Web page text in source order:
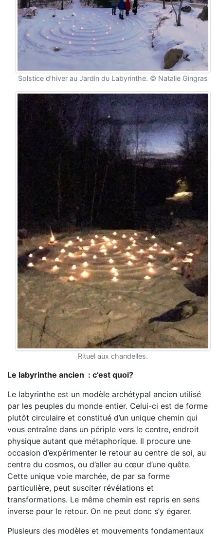
Solstice d’hiver au Jardin du Labyrinthe. © Natalie Gingras
Rituel aux chandelles.
Le labyrinthe ancien : c’est quoi?
Le labyrinthe est un modèle archétypal ancien utilisé
par les peuples du monde entier. Celui-ci est de forme
plutôt circulaire et constitué d’un unique chemin qui
vous entraîne dans un périple vers le centre, endroit
physique autant que métaphorique. Il procure une
occasion d’expérimenter le retour au centre de soi, au
centre du cosmos, ou d’aller au cœur d’une quête.
Cette unique voie marchée, de par sa forme
particulière, peut susciter révélations et
transformations. Le même chemin est repris en sens
inverse pour le retour. On ne peut donc s’y égarer.
Plusieurs des modèles et mouvements fondamentaux